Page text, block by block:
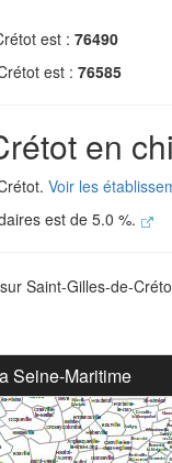
est : 76490
est : 76585
en
Voir les
est de 5.0 %.
Saint-Gilles-de-
Seine-Maritime